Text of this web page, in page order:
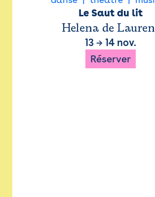
Le Saut du lit
Helena de
13 → 14 nov.
Réserver